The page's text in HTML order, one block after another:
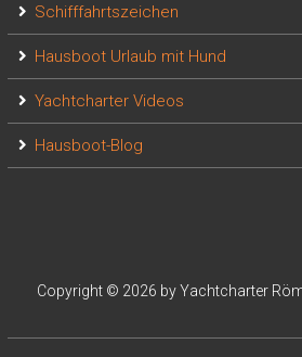
Schifffahrtszeichen
Hausboot Urlaub mit Hund
Yachtcharter Videos
Hausboot-Blog
Copyright © 2026 by Yachtcharter